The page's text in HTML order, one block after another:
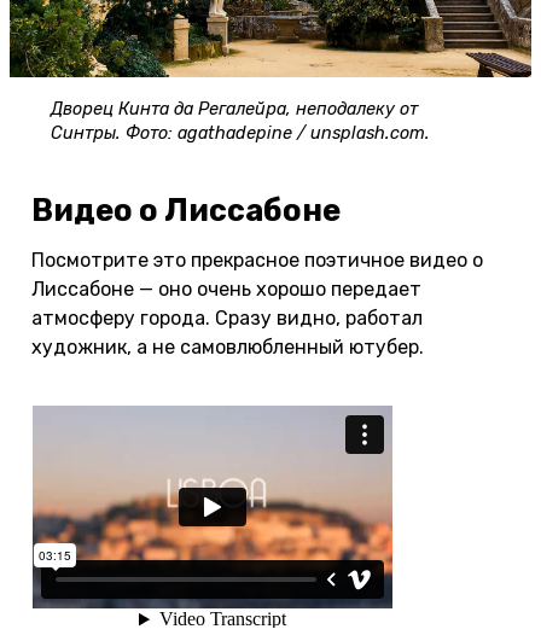
Дворец Кинта да Регалейра, неподалеку от
Синтры. Фото: agathadepine / unsplash.com.
Видео о Лиссабоне
Посмотрите это прекрасное поэтичное видео о
Лиссабоне — оно очень хорошо передает
атмосферу города. Сразу видно, работал
художник, а не самовлюбленный ютубер.